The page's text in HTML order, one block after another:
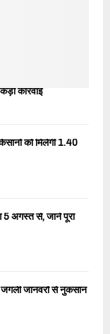
कार्रवाई
को मिलेगी 1.40
अगस्त से, जानें पूरा
जंगली जानवरों से नुकसान